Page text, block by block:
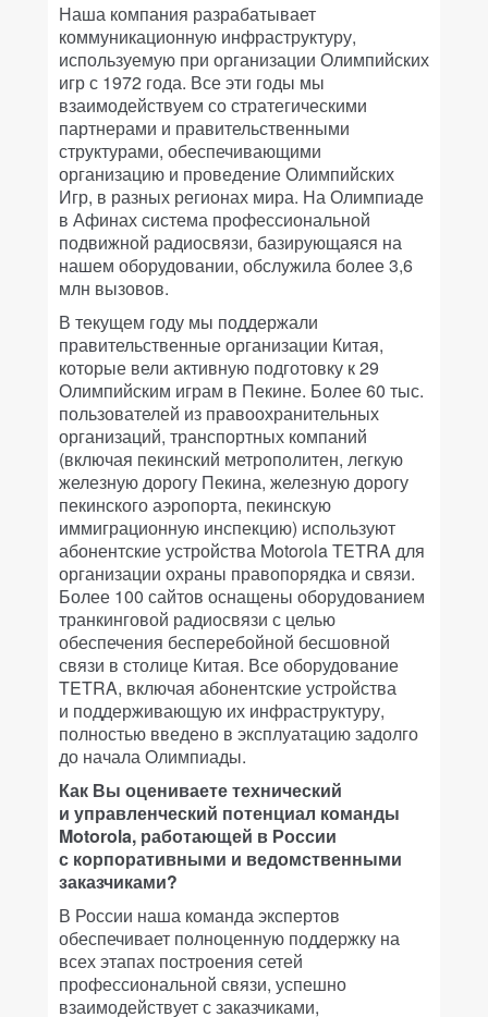
Наша компания разрабатывает
коммуникационную инфраструктуру,
используемую при организации Олимпийских
игр с 1972 года. Все эти годы мы
взаимодействуем со стратегическими
партнерами и правительственными
структурами, обеспечивающими
организацию и проведение Олимпийских
Игр, в разных регионах мира. На Олимпиаде
в Афинах система профессиональной
подвижной радиосвязи, базирующаяся на
нашем оборудовании, обслужила более 3,6
млн вызовов.
В текущем году мы поддержали
правительственные организации Китая,
которые вели активную подготовку к 29
Олимпийским играм в Пекине. Более 60 тыс.
пользователей из правоохранительных
организаций, транспортных компаний
(включая пекинский метрополитен, легкую
железную дорогу Пекина, железную дорогу
пекинского аэропорта, пекинскую
иммиграционную инспекцию) используют
абонентские устройства Motorola TETRA для
организации охраны правопорядка и связи.
Более 100 сайтов оснащены оборудованием
транкинговой радиосвязи с целью
обеспечения бесперебойной бесшовной
связи в столице Китая. Все оборудование
TETRA, включая абонентские устройства
и поддерживающую их инфраструктуру,
полностью введено в эксплуатацию задолго
до начала Олимпиады.
Как Вы оцениваете технический
и управленческий потенциал команды
Motorola, работающей в России
с корпоративными и ведомственными
заказчиками?
В России наша команда экспертов
обеспечивает полноценную поддержку на
всех этапах построения сетей
профессиональной связи, успешно
взаимодействует с заказчиками,